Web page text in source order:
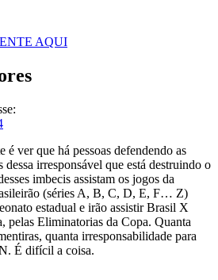
AQUI
é ver que há pessoas defendendo as
dessa irresponsável que está destruindo o
imbecis assistam os jogos da
(séries A, B, C, D, E, F… Z)
estadual e irão assistir Brasil X
pelas Eliminatorias da Copa. Quanta
quanta irresponsabilidade para
É difícil a coisa.